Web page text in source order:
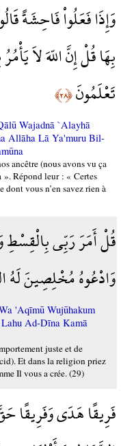
وَإِذَا فَعَلُواْ فَاحِشَةً
بِهَا قُلْ إِنَّ اللّهَ لاَ
تَعْلَمُونَ﴿٢٨﴾
Wajadnā `Alayhā
Allāha Lā Ya'muru Bil-
ancêtre (nous avons vu ça
». Répond leur : « Certes
vous n’en savez rien à
قُلْ أَمَرَ رَبِّي
وَادْعُوهُ مُخْلِصِينَ لَهُ
'Aqīmū Wujūhakum
Ad-Dīna Kamā
juste et de
Et dans la religion priez
Il vous a crée. (29)
فَرِيقًا هَدَى وَفَرِيقًا